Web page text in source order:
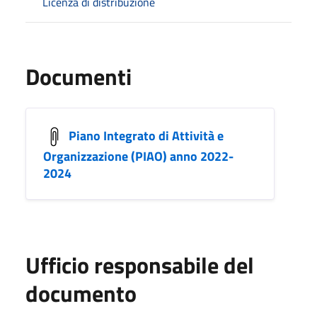
Documenti
Piano Integrato di Attività e
Organizzazione (PIAO) anno 2022-
2024
Ufficio responsabile del
documento